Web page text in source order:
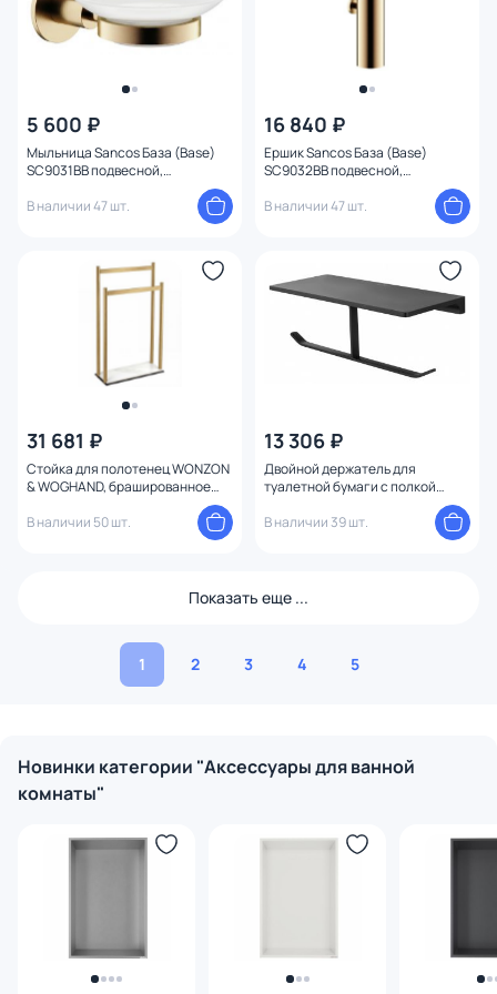
5 600 ₽
Мыльница Sancos База (Base)
SC9031BB подвесной,
В наличии 47 шт.
16 840 ₽
Ершик Sancos База (Base)
SC9032BB подвесной,
В наличии 47 шт.
31 681 ₽
Стойка для полотенец WONZON
& WOGHAND, брашированное
В наличии 50 шт.
13 306 ₽
Двойной держатель для
туалетной бумаги с полкой
WONZON & WOGHAND ECLIPSE,
Черный матовый WW-9156-MB
В наличии 39 шт.
Показать еще ...
1 2 3 4 5
Новинки категории "Аксессуары для ванной
комнаты"